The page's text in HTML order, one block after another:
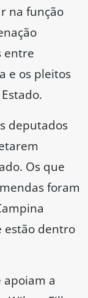
na função
entre
e os pleitos
deputados
Os que
foram
estão dentro
a